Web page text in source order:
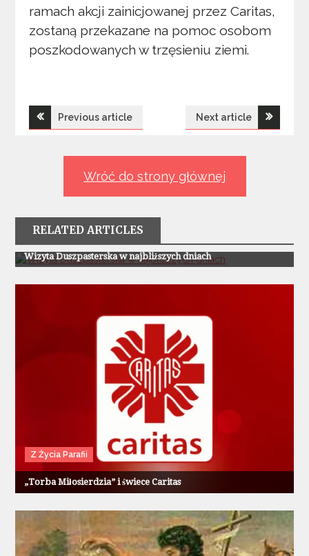
ramach akcji zainicjowanej przez Caritas,
zostaną przekazane na pomoc osobom
poszkodowanych w trzęsieniu ziemi.
Nawigacja
Previous article Next article
Wróć do strony głównej
RELATED ARTICLES
Z Życia Parafii
Wizyta Duszpasterska w najbliższych dniach
Z Życia Parafii
„Torba Miłosierdzia” i świece Caritas